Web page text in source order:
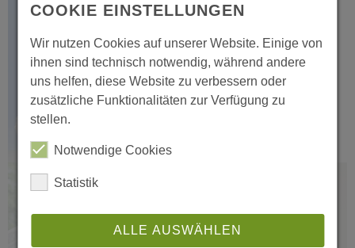
Die Seilbahnen Thale bei
MDR um zwei.
play_circle
Die Seilbahnen Thale Glasfaser.
COOKIE EINSTELLUNGEN
Wir nutzen Cookies auf unserer Website. Einige von
ihnen sind technisch notwendig, während andere
uns helfen, diese Website zu verbessern oder
zusätzliche Funktionalitäten zur Verfügung zu
stellen.
Notwendige Cookies
Statistik
ALLE AUSWÄHLEN